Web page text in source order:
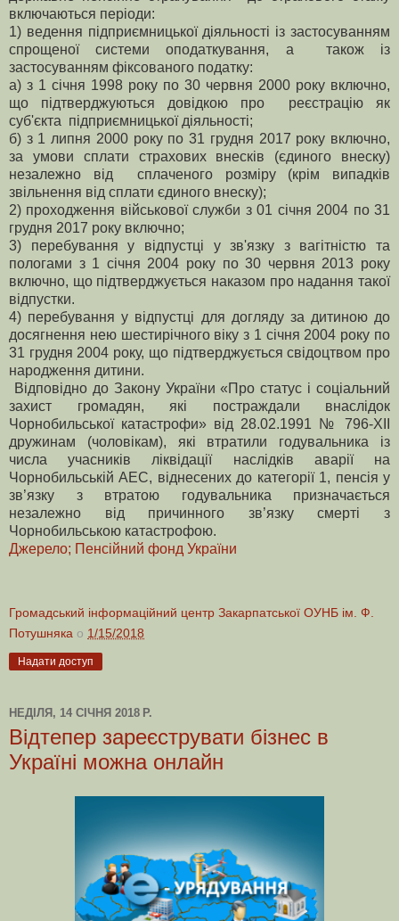
включаються періоди:
1) ведення підприємницької діяльності із застосуванням
спрощеної системи оподаткування, а також із
застосуванням фіксованого податку:
а) з 1 січня 1998 року по 30 червня 2000 року включно,
що підтверджуються довідкою про реєстрацію як
суб'єкта підприємницької діяльності;
б) з 1 липня 2000 року по 31 грудня 2017 року включно,
за умови сплати страхових внесків (єдиного внеску)
незалежно від сплаченого розміру (крім випадків
звільнення від сплати єдиного внеску);
2) проходження військової служби з 01 січня 2004 по 31
грудня 2017 року включно;
3) перебування у відпустці у зв'язку з вагітністю та
пологами з 1 січня 2004 року по 30 червня 2013 року
включно, що підтверджується наказом про надання такої
відпустки.
4) перебування у відпустці для догляду за дитиною до
досягнення нею шестирічного віку з 1 січня 2004 року по
31 грудня 2004 року, що підтверджується свідоцтвом про
народження дитини.
Відповідно до Закону України «Про статус і соціальний
захист громадян, які постраждали внаслідок
Чорнобильської катастрофи» від 28.02.1991 № 796-ХII
дружинам (чоловікам), які втратили годувальника із
числа учасників ліквідації наслідків аварії на
Чорнобильській АЕС, віднесених до категорії 1, пенсія у
зв’язку з втратою годувальника призначається
незалежно від причинного зв’язку смерті з
Чорнобильською катастрофою.
Джерело; Пенсійний фонд України
Громадський інформаційний центр Закарпатської ОУНБ ім. Ф.
Потушняка о 1/15/2018
Надати доступ
НЕДІЛЯ, 14 СІЧНЯ 2018 Р.
Відтепер зареєструвати бізнес в
Україні можна онлайн